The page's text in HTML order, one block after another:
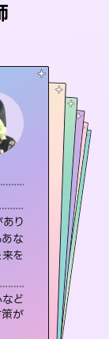
り
な
を
ど
が
」と
気持
のヒ
まし
なと
など
告実績
施術経
より良
もこち
いらっ
性）
来 など
をそっと押して導きます。
所や濁
分の気
）
縁 など
曖昧な関
友達以上
本音を丁
ます。
りに行
ありが
）
復縁 など
洋最古の
、幸せへ向
結果にも具
。
定して
なりまし